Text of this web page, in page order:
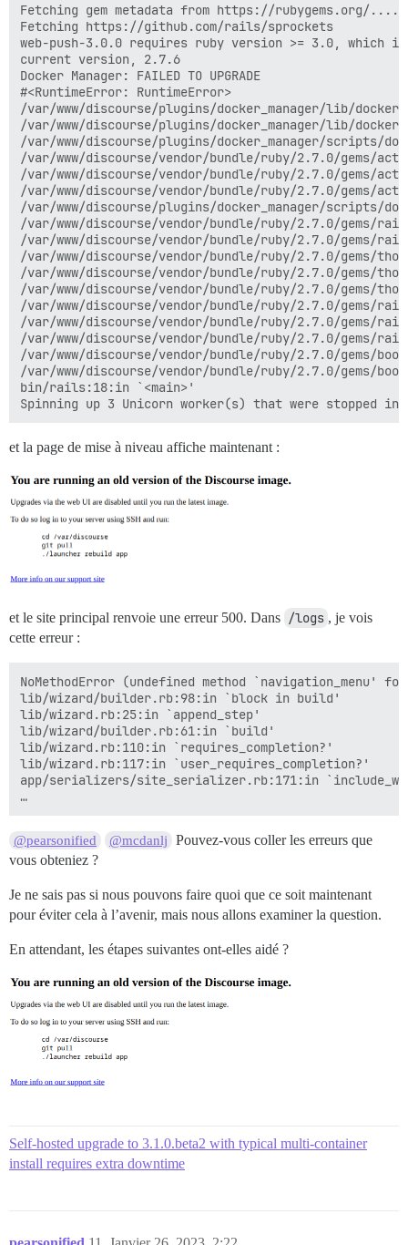
Fetching gem metadata from https://rubygems.org/
Fetching https://github.com/rails/sprockets
web-push-3.0.0 requires ruby version >= 3.0, which
current version, 2.7.6
Docker Manager: FAILED TO UPGRADE
#<RuntimeError: RuntimeError>
/var/www/discourse/plugins/docker_manager/lib/
/var/www/discourse/plugins/docker_manager/lib/
/var/www/discourse/plugins/docker_manager/scripts/
/var/www/discourse/vendor/bundle/ruby/2.7.0/
/var/www/discourse/vendor/bundle/ruby/2.7.0/
/var/www/discourse/vendor/bundle/ruby/2.7.0/
/var/www/discourse/plugins/docker_manager/scripts/
/var/www/discourse/vendor/bundle/ruby/2.7.0/gems/
/var/www/discourse/vendor/bundle/ruby/2.7.0/gems/
/var/www/discourse/vendor/bundle/ruby/2.7.0/gems/
/var/www/discourse/vendor/bundle/ruby/2.7.0/gems/
/var/www/discourse/vendor/bundle/ruby/2.7.0/
/var/www/discourse/vendor/bundle/ruby/2.7.0/
/var/www/discourse/vendor/bundle/ruby/2.7.0/
/var/www/discourse/vendor/bundle/ruby/2.7.0/gems/
/var/www/discourse/vendor/bundle/ruby/2.7.0/gems/
/var/www/discourse/vendor/bundle/ruby/2.7.0/gems/
bin/rails:18:in `<main>'
et la page de mise à niveau affiche maintenant :
et le site principal renvoie une erreur 500. Dans /logs , je vois
cette erreur :
NoMethodError (undefined method `navigation_menu'
lib/wizard/builder.rb:98:in `block in build'
lib/wizard.rb:25:in `append_step'
lib/wizard/builder.rb:61:in `build'
lib/wizard.rb:110:in `requires_completion?'
lib/wizard.rb:117:in `user_requires_completion?'
app/serializers/site_serializer.rb:171:in
@pearsonified @mcdanlj
Pouvez-vous coller les erreurs que
vous obteniez ?
Je ne sais pas si nous pouvons faire quoi que ce soit maintenant
pour éviter cela à l’avenir, mais nous allons examiner la question.
En attendant, les étapes suivantes ont-elles aidé ?
Self-hosted upgrade to 3.1.0.beta2 with typical multi-container
install requires extra downtime